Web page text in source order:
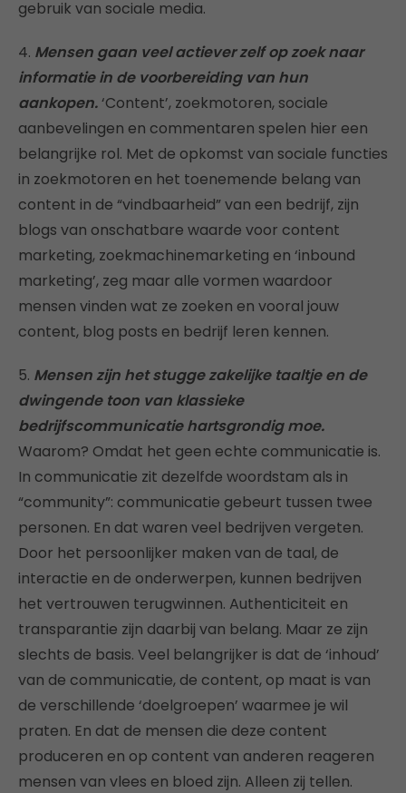
gebruik van sociale media.
4. Mensen gaan veel actiever zelf op zoek naar
informatie in de voorbereiding van hun
aankopen.‘Content’, zoekmotoren, sociale
aanbevelingen en commentaren spelen hier een
belangrijke rol. Met de opkomst van sociale functies
in zoekmotoren en het toenemende belang van
content in de “vindbaarheid” van een bedrijf, zijn
blogs van onschatbare waarde voor content
marketing, zoekmachinemarketing en ‘inbound
marketing’, zeg maar alle vormen waardoor
mensen vinden wat ze zoeken en vooral jouw
content, blog posts en bedrijf leren kennen.
5. Mensen zijn het stugge zakelijke taaltje en de
dwingende toon van klassieke
bedrijfscommunicatie hartsgrondig moe.
Waarom? Omdat het geen echte communicatie is.
In communicatie zit dezelfde woordstam als in
“community”: communicatie gebeurt tussen twee
personen. En dat waren veel bedrijven vergeten.
Door het persoonlijker maken van de taal, de
interactie en de onderwerpen, kunnen bedrijven
het vertrouwen terugwinnen. Authenticiteit en
transparantie zijn daarbij van belang. Maar ze zijn
slechts de basis. Veel belangrijker is dat de ‘inhoud’
van de communicatie, de content, op maat is van
de verschillende ‘doelgroepen’ waarmee je wil
praten. En dat de mensen die deze content
produceren en op content van anderen reageren
mensen van vlees en bloed zijn. Alleen zij tellen.